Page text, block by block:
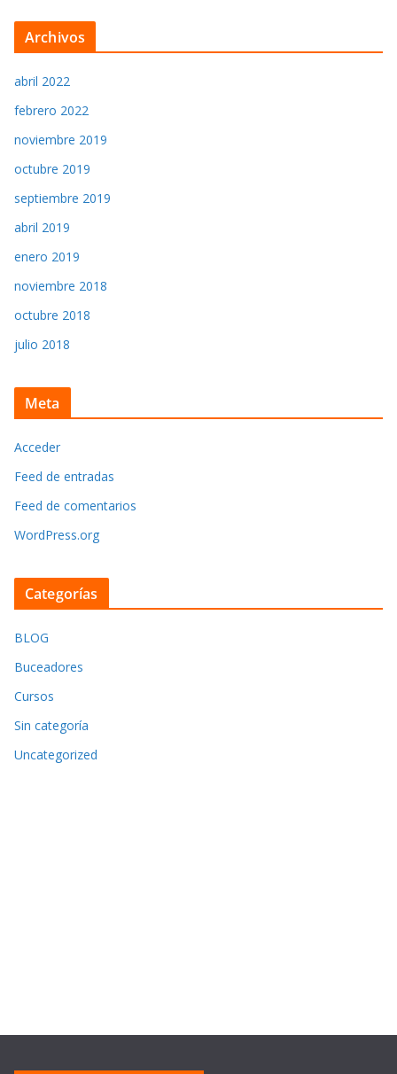
Archivos
abril 2022
febrero 2022
noviembre 2019
octubre 2019
septiembre 2019
abril 2019
enero 2019
noviembre 2018
octubre 2018
julio 2018
Meta
Acceder
Feed de entradas
Feed de comentarios
WordPress.org
Categorías
BLOG
Buceadores
Cursos
Sin categoría
Uncategorized